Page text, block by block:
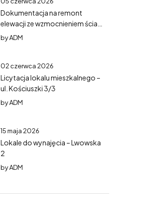
Dokumentacja na remont
elewacji ze wzmocnieniem ścian
– Mazurska 5
byADM
02 czerwca 2026
Licytacja lokalu mieszkalnego –
ul. Kościuszki 3/3
byADM
15 maja 2026
Lokale do wynajęcia – Lwowska
2
byADM